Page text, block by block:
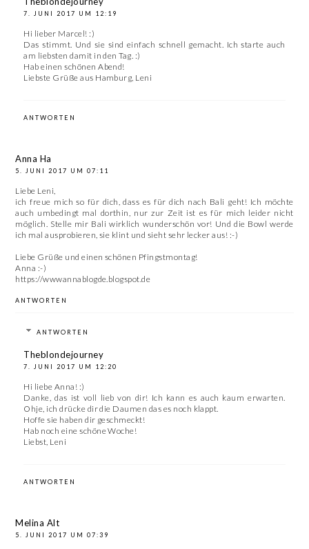
7. JUNI 2017 UM 12:19
Hi lieber Marcel! :)
Das stimmt. Und sie sind einfach schnell gemacht. Ich starte auch
am liebsten damit in den Tag. :)
Hab einen schönen Abend!
Liebste Grüße aus Hamburg, Leni
ANTWORTEN
Anna Ha
5. JUNI 2017 UM 07:11
Liebe Leni,
ich freue mich so für dich, dass es für dich nach Bali geht! Ich möchte
auch umbedingt mal dorthin, nur zur Zeit ist es für mich leider nicht
möglich. Stelle mir Bali wirklich wunderschön vor! Und die Bowl werde
ich mal ausprobieren, sie klint und sieht sehr lecker aus! :-)
Liebe Grüße und einen schönen Pfingstmontag!
Anna :-)
https://wwwannablogde.blogspot.de
ANTWORTEN
ANTWORTEN
Theblondejourney
7. JUNI 2017 UM 12:20
Hi liebe Anna! :)
Danke, das ist voll lieb von dir! Ich kann es auch kaum erwarten.
Ohje, ich drücke dir die Daumen das es noch klappt.
Hoffe sie haben dir geschmeckt!
Hab noch eine schöne Woche!
Liebst, Leni
ANTWORTEN
Melina Alt
5. JUNI 2017 UM 07:39